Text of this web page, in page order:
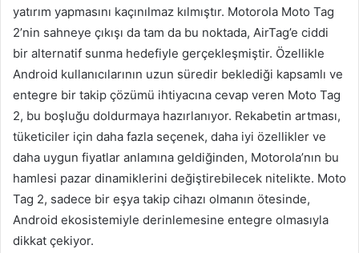
yatırım yapmasını kaçınılmaz kılmıştır. Motorola Moto Tag
2’nin sahneye çıkışı da tam da bu noktada, AirTag’e ciddi
bir alternatif sunma hedefiyle gerçekleşmiştir. Özellikle
Android kullanıcılarının uzun süredir beklediği kapsamlı ve
entegre bir takip çözümü ihtiyacına cevap veren Moto Tag
2, bu boşluğu doldurmaya hazırlanıyor. Rekabetin artması,
tüketiciler için daha fazla seçenek, daha iyi özellikler ve
daha uygun fiyatlar anlamına geldiğinden, Motorola’nın bu
hamlesi pazar dinamiklerini değiştirebilecek nitelikte. Moto
Tag 2, sadece bir eşya takip cihazı olmanın ötesinde,
Android ekosistemiyle derinlemesine entegre olmasıyla
dikkat çekiyor.